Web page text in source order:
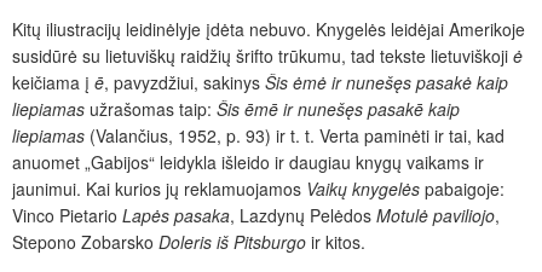
Kitų iliustracijų leidinėlyje įdėta nebuvo. Knygelės leidėjai Amerikoje
susidūrė su lietuviškų raidžių šrifto trūkumu, tad tekste lietuviškoji ė
keičiama į ē, pavyzdžiui, sakinys Šis ėmė ir nunešęs pasakė kaip
liepiamas užrašomas taip: Šis ēmē ir nunešęs pasakē kaip
liepiamas (Valančius, 1952, p. 93) ir t. t. Verta paminėti ir tai, kad
anuomet „Gabijos“ leidykla išleido ir daugiau knygų vaikams ir
jaunimui. Kai kurios jų reklamuojamos Vaikų knygelės pabaigoje:
Vinco Pietario Lapės pasaka, Lazdynų Pelėdos Motulė paviliojo,
Stepono Zobarsko Doleris iš Pitsburgo ir kitos.